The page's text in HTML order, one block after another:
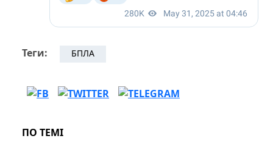
Теги: БПЛА
ПО ТЕМІ